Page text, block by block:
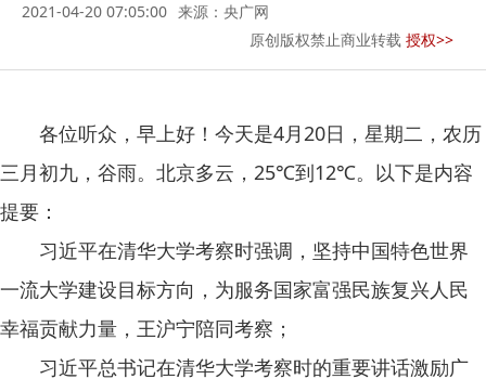
2021-04-20 07:05:00 来源：央广网
原创版权禁止商业转载 授权>>
各位听众，早上好！今天是4月20日，星期二，农历
三月初九，谷雨。北京多云，25℃到12℃。以下是内容
提要：
习近平在清华大学考察时强调，坚持中国特色世界
一流大学建设目标方向，为服务国家富强民族复兴人民
幸福贡献力量，王沪宁陪同考察；
习近平总书记在清华大学考察时的重要讲话激励广